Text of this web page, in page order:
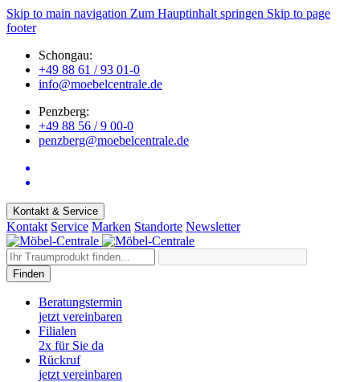
Skip to main navigation Zum Hauptinhalt springen Skip to page
footer
Schongau:
+49 88 61 / 93 01-0
info@moebelcentrale.de
Penzberg:
+49 88 56 / 9 00-0
penzberg@moebelcentrale.de
Kontakt & Service
Kontakt Service Marken Standorte Newsletter
Finden
Beratungstermin
jetzt vereinbaren
Filialen
2x für Sie da
Rückruf
jetzt vereinbaren